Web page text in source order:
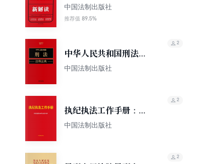
（第四版）
中国法制出版社
推荐值 89.5%
中华人民共和国刑法注
释法典（新五版）
中国法制出版社
2
执纪执法工作手册：纪
检监察工作业务用书
中国法制出版社
2
2